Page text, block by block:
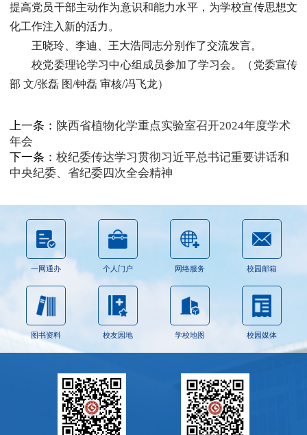
提高党员干部主动作为意识和能力水平，为学校宣传思想文
化工作注入新的活力。
王晓玲、李迪、王大浩同志分别作了交流发言。
校党委理论学习中心组成员参加了学习会。（党委宣传
部 文/张磊 图/钟磊 审核/冯飞龙）
上一条： 陕西省植物化学重点实验室召开2024年度学术
年会
下一条： 校纪委传达学习贯彻习近平总书记重要讲话和
中央纪委、省纪委四次全会精神
一网通办 个人门户 网络服务 校园邮箱
图书资料 校友园地 学校地图 校园媒体